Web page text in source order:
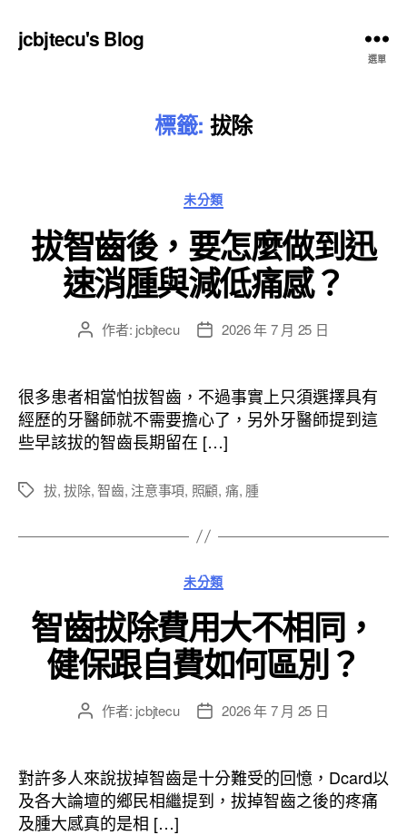
jcbjtecu's Blog
選單
標籤: 拔除
分
類
未分類
拔智齒後，要怎麼做到迅
速消腫與減低痛感？
文
者
作者: jcbjtecu
文
佈
日
期
2026 年 7 月 25 日
很多患者相當怕拔智齒，不過事實上只須選擇具有
經歷的牙醫師就不需要擔心了，另外牙醫師提到這
些早該拔的智齒長期留在 […]
標
拔,拔除,智齒, 注意事項, 照顧, 痛, 腫
分
類
未分類
智齒拔除費用大不相同，
健保跟自費如何區別？
文
者
作者: jcbjtecu
文
佈
日
期
2026 年 7 月 25 日
對許多人來說拔掉智齒是十分難受的回憶，Dcard以
及各大論壇的鄉民相繼提到，拔掉智齒之後的疼痛
及腫大感真的是相 […]